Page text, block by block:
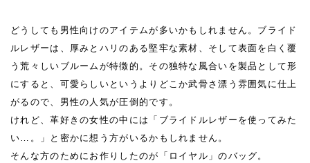
どうしても男性向けのアイテムが多いかもしれません。ブライド
ルレザーは、厚みとハリのある堅牢な素材、そして表面を白く覆
う荒々しいブルームが特徴的。その独特な風合いを製品として形
にすると、可愛らしいというよりどこか武骨さ漂う雰囲気に仕上
がるので、男性の人気が圧倒的です。
けれど、革好きの女性の中には「ブライドルレザーを使ってみた
い…。」と密かに想う方がいるかもしれません。
そんな方のためにお作りしたのが「ロイヤル」のバッグ。